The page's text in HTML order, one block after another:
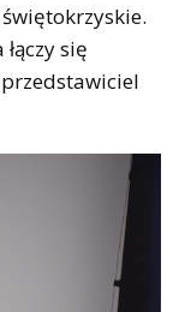
się
przedstawiciel